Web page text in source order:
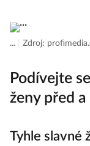
... Zdroj:
Podívejte
ženy před
Tyhle slavné